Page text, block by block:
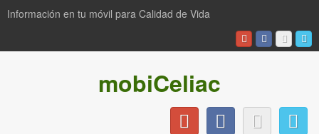
Información en tu móvil para Calidad de Vida
mobiCeliac